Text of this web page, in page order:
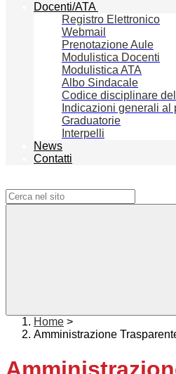
Docenti/ATA
Registro Elettronico
Webmail
Prenotazione Aule
Modulistica Docenti
Modulistica ATA
Albo Sindacale
Codice disciplinare
Indicazioni generali al
Graduatorie
Interpelli
News
Contatti
Home >
Amministrazione